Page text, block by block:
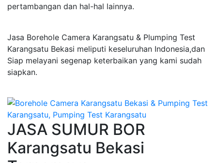
pertambangan dan hal-hal lainnya.
Jasa Borehole Camera Karangsatu & Plumping Test
Karangsatu Bekasi meliputi keseluruhan Indonesia,dan
Siap melayani segenap keterbaikan yang kami sudah
siapkan.
JASA SUMUR BOR
Karangsatu Bekasi